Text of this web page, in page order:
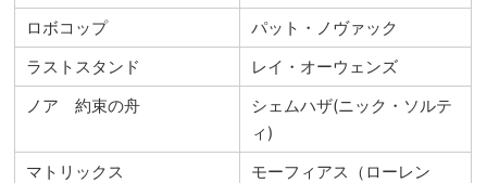
ロボコップ
パット・ノヴァック
ラストスタンド
レイ・オーウェンズ
ノア 約束の舟
シェムハザ(ニック・ソルテ
ィ)
マトリックス
モーフィアス（ローレン